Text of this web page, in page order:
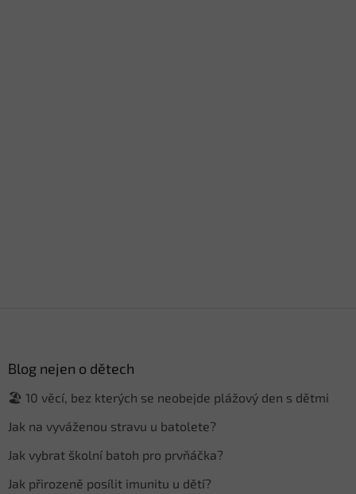
Blog nejen o dětech
🏖️ 10 věcí, bez kterých se neobejde plážový den s dětmi
Jak na vyváženou stravu u batolete?
Jak vybrat školní batoh pro prvňáčka?
Jak přirozeně posílit imunitu u dětí?